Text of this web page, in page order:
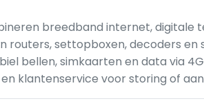
breedband internet, digitale
routers, settopboxen, decoders
bellen, simkaarten en data via
klantenservice voor storing of